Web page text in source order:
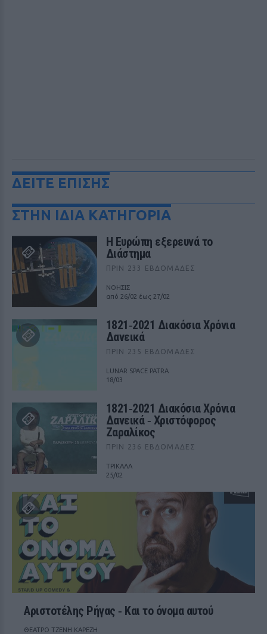
ΔΕΙΤΕ ΕΠΙΣΗΣ
ΣΤΗΝ ΙΔΙΑ ΚΑΤΗΓΟΡΙΑ
Η Ευρώπη εξερευνά το
Διάστημα
ΠΡΙΝ 233 ΕΒΔΟΜΆΔΕΣ
ΝΟΗΣΙΣ
από 26/02 έως 27/02
1821‑2021 Διακόσια Χρόνια
Δανεικά
ΠΡΙΝ 235 ΕΒΔΟΜΆΔΕΣ
LUNAR SPACE PATRA
18/03
1821‑2021 Διακόσια Χρόνια
Δανεικά ‑ Χριστόφορος
Ζαραλίκος
ΠΡΙΝ 236 ΕΒΔΟΜΆΔΕΣ
ΤΡΙΚΑΛΑ
25/02
Αριστοτέλης Ρήγας ‑ Kαι το όνομα αυτού
ΘΕΑΤΡΟ ΤΖΕΝΗ ΚΑΡΕΖΗ